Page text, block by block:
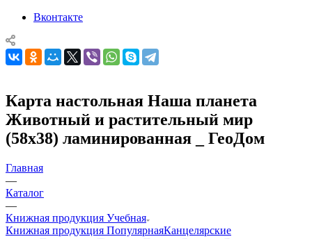
Вконтакте
Карта настольная Наша планета
Животный и растительный мир
(58х38) ламинированная _ ГеоДом
Главная
—
Каталог
—
Книжная продукция Учебная
Книжная продукция ПопулярнаяКанцелярские